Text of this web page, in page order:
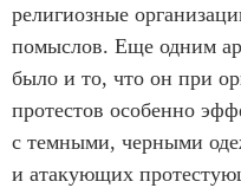
религиозные
помыслов. Еще одним
было и то, что он при
протестов особенно
с темными, черными
и атакующих